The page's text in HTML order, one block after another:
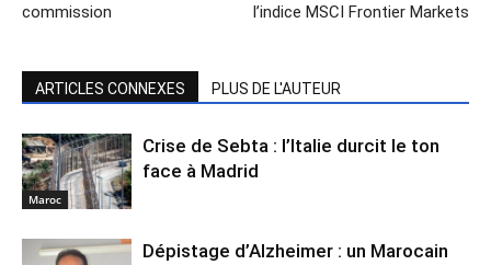
commission
l’indice MSCI Frontier Markets
ARTICLES CONNEXES PLUS DE L'AUTEUR
Maroc
Crise de Sebta : l’Italie durcit le ton
face à Madrid
Dépistage d’Alzheimer : un Marocain